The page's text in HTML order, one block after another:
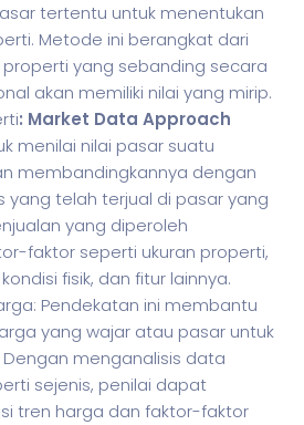
tertentu untuk menentukan
Metode ini berangkat dari
yang sebanding secara
akan memiliki nilai yang mirip.
: Market Data Approach
menilai nilai pasar suatu
membandingkannya dengan
yang telah terjual di pasar yang
yang diperoleh
faktor seperti ukuran properti,
fisik, dan fitur lainnya.
Pendekatan ini membantu
yang wajar atau pasar untuk
menganalisis data
sejenis, penilai dapat
tren harga dan faktor-faktor